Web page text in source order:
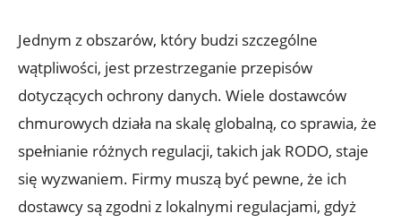
Jednym ‌z ‍obszarów, który budzi szczególne
wątpliwości, jest przestrzeganie ​przepisów
dotyczących ochrony danych. Wiele dostawców
chmurowych działa na skalę globalną, co ‍sprawia, że
spełnianie różnych regulacji, takich jak RODO, staje
się wyzwaniem. Firmy muszą być pewne, że ich
dostawcy ⁤są zgodni z lokalnymi regulacjami, gdyż